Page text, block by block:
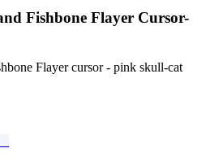
Fishbone Flayer Cursor-
Flayer cursor - pink skull-cat